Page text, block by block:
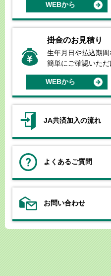
WEBから
掛金のお見積り
生年月日や払込期間
簡単にご確認いただ
WEBから
JA共済加入の流れ
よくあるご質問
お問い合わせ